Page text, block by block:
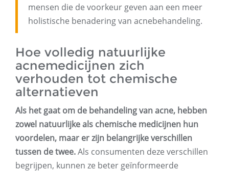
mensen die de voorkeur geven aan een meer
holistische benadering van acnebehandeling.
Hoe volledig natuurlijke
acnemedicijnen zich
verhouden tot chemische
alternatieven
Als het gaat om de behandeling van acne, hebben
zowel natuurlijke als chemische medicijnen hun
voordelen, maar er zijn belangrijke verschillen
tussen de twee.Als consumenten deze verschillen
begrijpen, kunnen ze beter geïnformeerde